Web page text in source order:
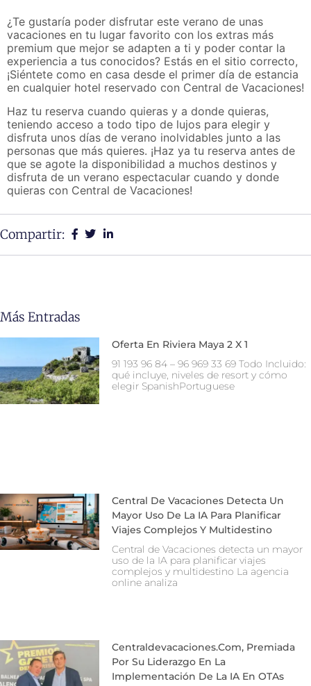
¿Te gustaría poder disfrutar este verano de unas
vacaciones en tu lugar favorito con los extras más
premium que mejor se adapten a ti y poder contar la
experiencia a tus conocidos? Estás en el sitio correcto,
¡Siéntete como en casa desde el primer día de estancia
en cualquier hotel reservado con Central de Vacaciones!
Haz tu reserva cuando quieras y a donde quieras,
teniendo acceso a todo tipo de lujos para elegir y
disfruta unos días de verano inolvidables junto a las
personas que más quieres. ¡Haz ya tu reserva antes de
que se agote la disponibilidad a muchos destinos y
disfruta de un verano espectacular cuando y donde
quieras con Central de Vacaciones!
Compartir:
Más Entradas
Oferta En Riviera Maya 2 X 1
91 193 96 84 – 96 969 33 69 Todo Incluido:
qué incluye, niveles de resort y cómo
elegir SpanishPortuguese
Central De Vacaciones Detecta Un
Mayor Uso De La IA Para Planificar
Viajes Complejos Y Multidestino
Central de Vacaciones detecta un mayor
uso de la IA para planificar viajes
complejos y multidestino La agencia
online analiza
Centraldevacaciones.com, Premiada
Por Su Liderazgo En La
Implementación De La IA En OTAs